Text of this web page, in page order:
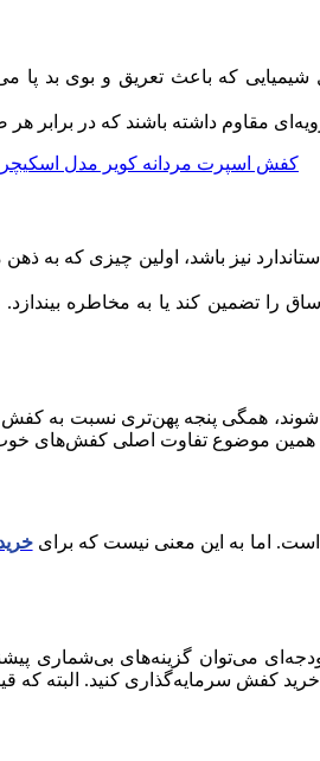
که باعث تعریق و بوی بد پا
نیز باشد، اولین چیزی که به
را تضمین کند یا به مخاطره
همگی پنجه پهن‌تری نسبت به کفش
اما به این معنی نیست که برای
می‌توان گزینه‌های بی‌شماری